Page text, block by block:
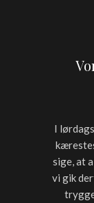
I
sige, at
vi gik